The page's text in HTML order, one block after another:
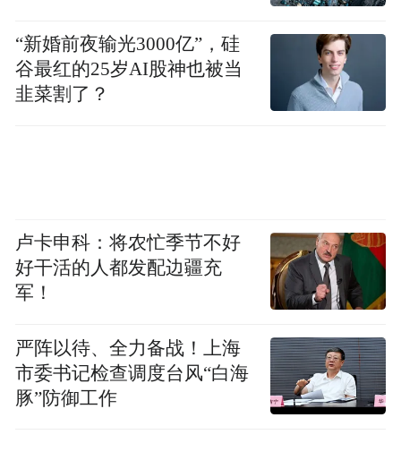
年5月版。
“新婚前夜输光3000亿”，硅
谷最红的25岁AI股神也被当
韭菜割了？
卢卡申科：将农忙季节不好
好干活的人都发配边疆充
军！
严阵以待、全力备战！上海
市委书记检查调度台风“白海
豚”防御工作